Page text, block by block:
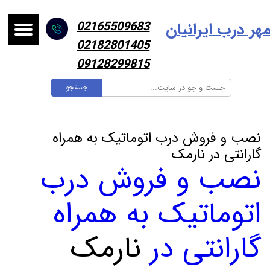
جستجو
درب ایرانیان
02165509683
02182801405
09128299815
نصب و فروش درب اتوماتیک به همراه
گارانتی در نارمک
نصب و فروش درب
اتوماتیک به همراه
گارانتی در نارمک